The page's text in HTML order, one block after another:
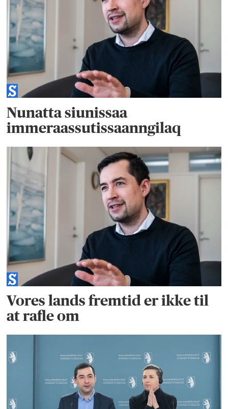
Nunatta siunissaa
immeraassutissaanngilaq
Vores lands fremtid er ikke til
at rafle om